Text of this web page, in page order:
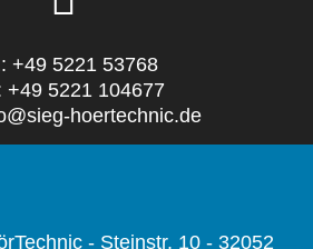
+49 5221 53768
+49 5221 104677
hoertechnic.de
- Steinstr. 10 - 32052